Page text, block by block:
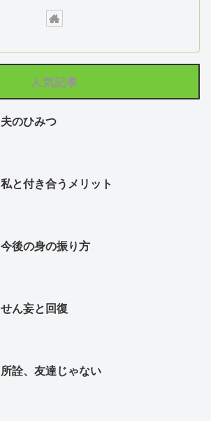
人気記事
夫のひみつ
私と付き合うメリット
今後の身の振り方
せん妄と回復
所詮、友達じゃない